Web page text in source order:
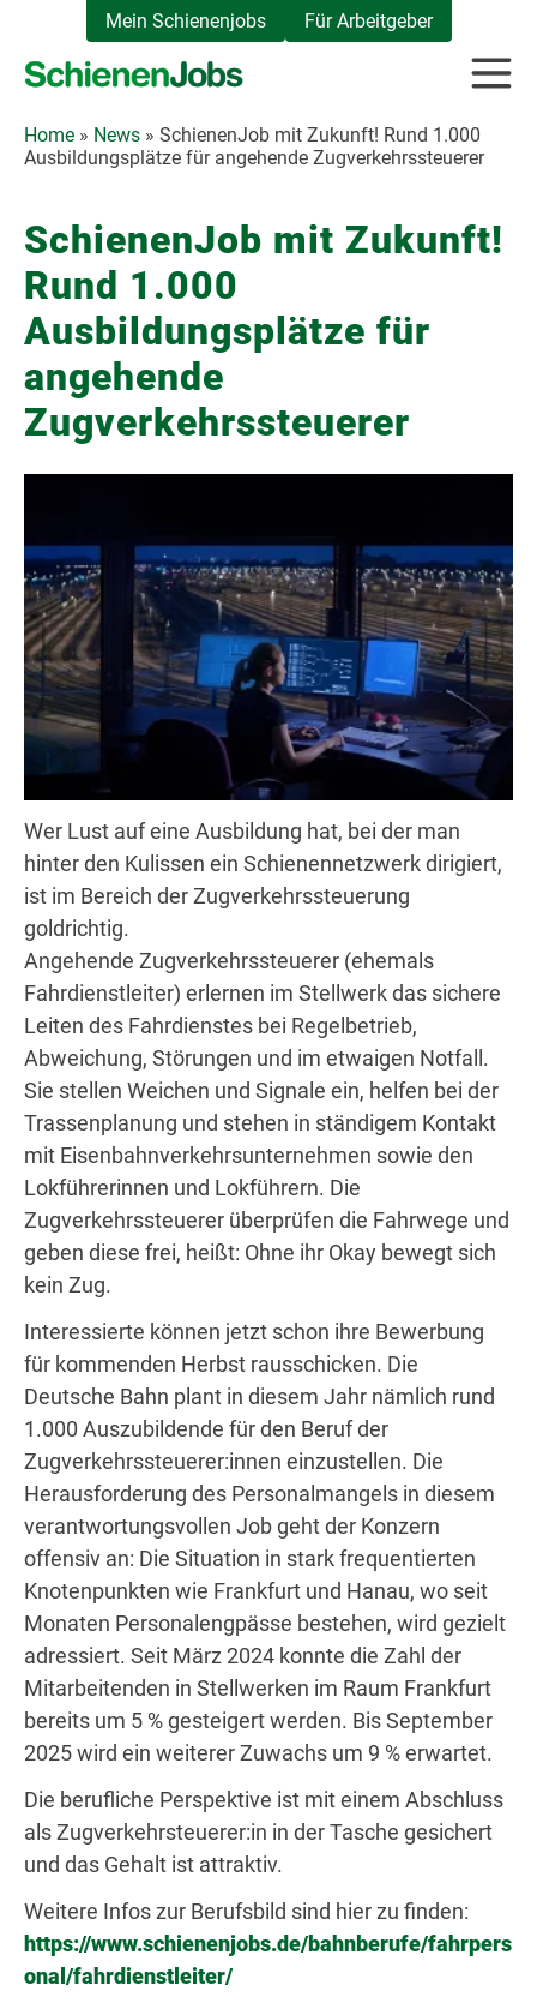
springen
Mein Schienenjobs Für Arbeitgeber
Home » News » SchienenJob mit Zukunft! Rund 1.000
Ausbildungsplätze für angehende Zugverkehrssteuerer
SchienenJob mit Zukunft!
Rund 1.000
Ausbildungsplätze für
angehende
Zugverkehrssteuerer
Wer Lust auf eine Ausbildung hat, bei der man
hinter den Kulissen ein Schienennetzwerk dirigiert,
ist im Bereich der Zugverkehrssteuerung
goldrichtig.
Angehende Zugverkehrssteuerer (ehemals
Fahrdienstleiter) erlernen im Stellwerk das sichere
Leiten des Fahrdienstes bei Regelbetrieb,
Abweichung, Störungen und im etwaigen Notfall.
Sie stellen Weichen und Signale ein, helfen bei der
Trassenplanung und stehen in ständigem Kontakt
mit Eisenbahnverkehrsunternehmen sowie den
Lokführerinnen und Lokführern. Die
Zugverkehrssteuerer überprüfen die Fahrwege und
geben diese frei, heißt: Ohne ihr Okay bewegt sich
kein Zug.
Interessierte können jetzt schon ihre Bewerbung
für kommenden Herbst rausschicken. Die
Deutsche Bahn plant in diesem Jahr nämlich rund
1.000 Auszubildende für den Beruf der
Zugverkehrssteuerer:innen einzustellen. Die
Herausforderung des Personalmangels in diesem
verantwortungsvollen Job geht der Konzern
offensiv an: Die Situation in stark frequentierten
Knotenpunkten wie Frankfurt und Hanau, wo seit
Monaten Personalengpässe bestehen, wird gezielt
adressiert. Seit März 2024 konnte die Zahl der
Mitarbeitenden in Stellwerken im Raum Frankfurt
bereits um 5 % gesteigert werden. Bis September
2025 wird ein weiterer Zuwachs um 9 % erwartet.
Die berufliche Perspektive ist mit einem Abschluss
als Zugverkehrsteuerer:in in der Tasche gesichert
und das Gehalt ist attraktiv.
Weitere Infos zur Berufsbild sind hier zu finden:
https://www.schienenjobs.de/bahnberufe/fahrpers
onal/fahrdienstleiter/